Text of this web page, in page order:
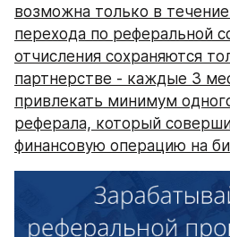
возможна только в
перехода по реферальной
отчисления сохраняются
партнерстве - каждые 3
привлекать минимум
реферала, который
финансовую операцию на